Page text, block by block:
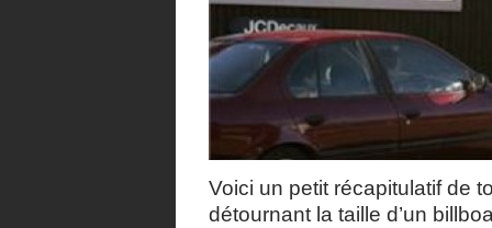
Voici un petit récapitulatif de
détournant la taille d’un